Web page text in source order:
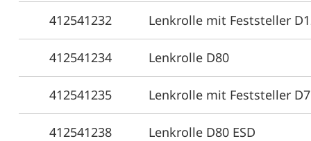
412541232 Lenkrolle mit Feststeller
412541234 Lenkrolle D80
412541235 Lenkrolle mit Feststeller
412541238 Lenkrolle D80 ESD